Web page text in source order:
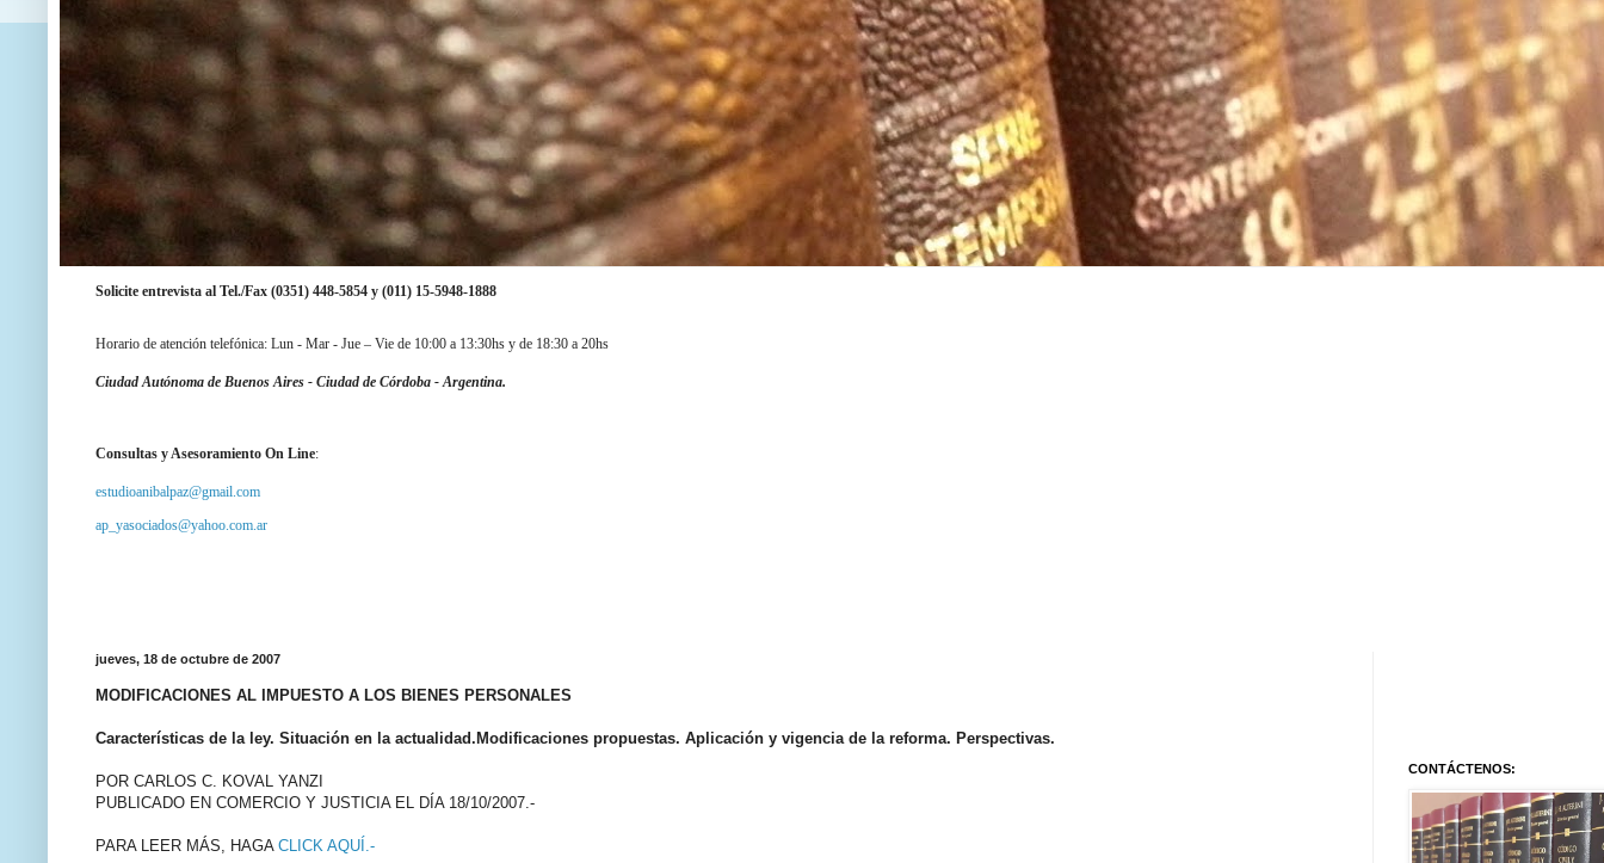
Solicite entrevista al Tel./Fax (0351) 448-5854 y (011) 15-5948-1888
Horario de atención telefónica: Lun - Mar - Jue – Vie de 10:00 a 13:30hs y de 18:30 a 20hs
Ciudad Autónoma de Buenos Aires - Ciudad de Córdoba - Argentina.
Consultas y Asesoramiento On Line:
estudioanibalpaz@gmail.com
ap_yasociados@yahoo.com.ar
jueves, 18 de octubre de 2007
MODIFICACIONES AL IMPUESTO A LOS BIENES PERSONALES
Características de la ley. Situación en la actualidad.Modificaciones propuestas. Aplicación y vigencia de la reforma. Perspectivas.
POR CARLOS C. KOVAL YANZI
PUBLICADO EN COMERCIO Y JUSTICIA EL DÍA 18/10/2007.-
PARA LEER MÁS, HAGA CLICK AQUÍ.-
CONTÁCTENOS: